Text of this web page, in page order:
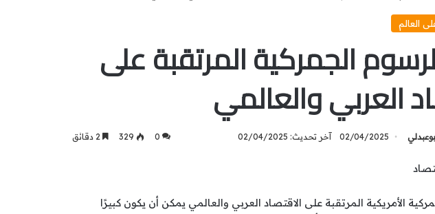
العالم
الجمركية المرتقبة على
العربي والعالمي
02/04/2025 آخر تحديث: 02/04/2025 0
329 2 دقائق
الأمريكية المرتقبة على الاقتصاد العربي والعالمي يمكن أن يكون كبيرًا